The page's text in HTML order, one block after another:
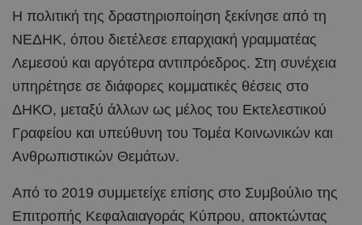
Η πολιτική της δραστηριοποίηση ξεκίνησε από τη
ΝΕΔΗΚ, όπου διετέλεσε επαρχιακή γραμματέας
Λεμεσού και αργότερα αντιπρόεδρος. Στη συνέχεια
υπηρέτησε σε διάφορες κομματικές θέσεις στο
ΔΗΚΟ, μεταξύ άλλων ως μέλος του Εκτελεστικού
Γραφείου και υπεύθυνη του Τομέα Κοινωνικών και
Ανθρωπιστικών Θεμάτων.
Από το 2019 συμμετείχε επίσης στο Συμβούλιο της
Επιτροπής Κεφαλαιαγοράς Κύπρου, αποκτώντας